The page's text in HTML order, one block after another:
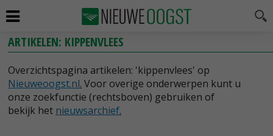
ARTIKELEN: KIPPENVLEES
Overzichtspagina artikelen: 'kippenvlees' op
Nieuweoogst.nl. Voor overige onderwerpen kunt u
onze zoekfunctie (rechtsboven) gebruiken of
bekijk het nieuwsarchief.